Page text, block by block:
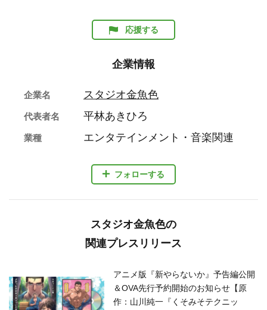
応援する
企業情報
フォローする
企業名 スタジオ金魚色
代表者名 平林あきひろ
業種 エンタテインメント・音楽関連
スタジオ金魚色の
関連プレスリリース
アニメ版『新やらないか』予告編公開
＆OVA先行予約開始のお知らせ【原
作：山川純一『くそみそテクニッ